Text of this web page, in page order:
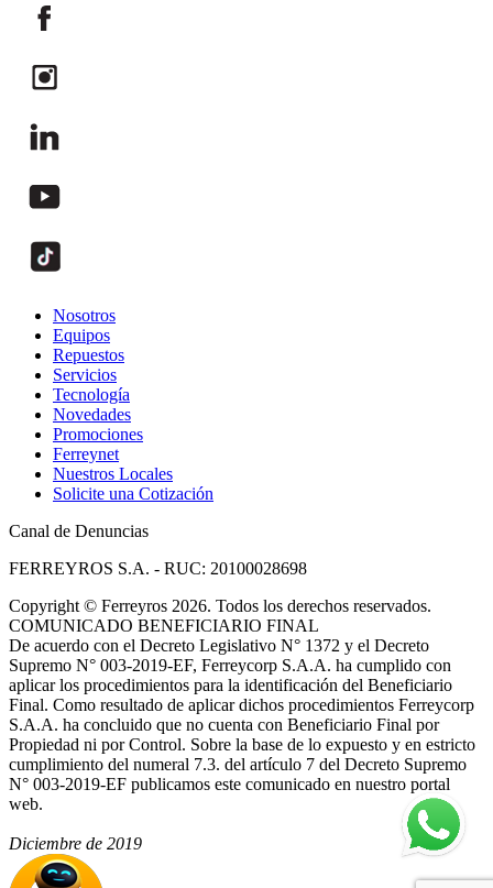
Nosotros
Equipos
Repuestos
Servicios
Tecnología
Novedades
Promociones
Ferreynet
Nuestros Locales
Solicite una Cotización
Canal de Denuncias
FERREYROS S.A. - RUC: 20100028698
Copyright © Ferreyros 2026. Todos los derechos reservados.
COMUNICADO BENEFICIARIO FINAL
De acuerdo con el Decreto Legislativo N° 1372 y el Decreto
Supremo N° 003-2019-EF, Ferreycorp S.A.A. ha cumplido con
aplicar los procedimientos para la identificación del Beneficiario
Final. Como resultado de aplicar dichos procedimientos Ferreycorp
S.A.A. ha concluido que no cuenta con Beneficiario Final por
Propiedad ni por Control. Sobre la base de lo expuesto y en estricto
cumplimiento del numeral 7.3. del artículo 7 del Decreto Supremo
N° 003-2019-EF publicamos este comunicado en nuestro portal
web.
Diciembre de 2019